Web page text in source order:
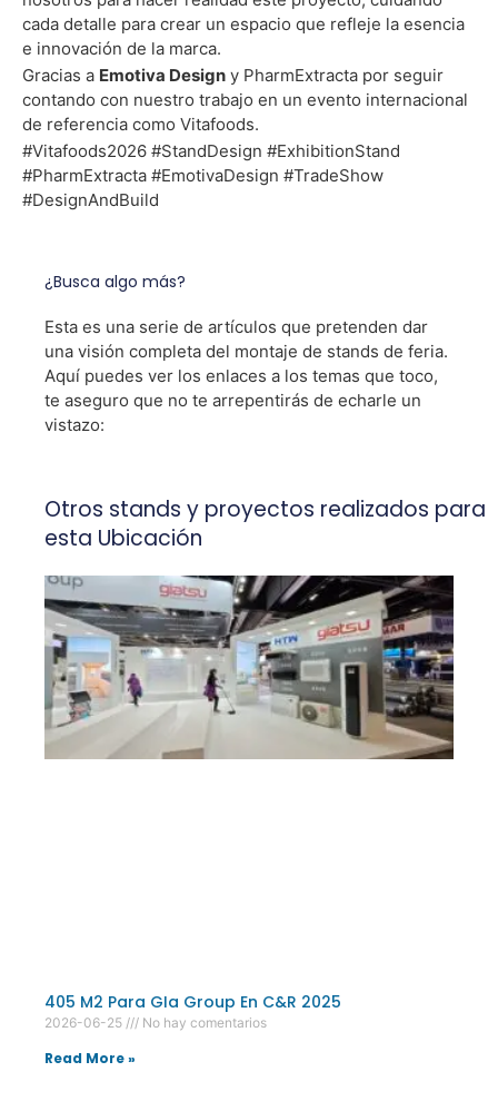
cada detalle para crear un espacio que refleje la esencia
e innovación de la marca.
Gracias a Emotiva Design y PharmExtracta por seguir
contando con nuestro trabajo en un evento internacional
de referencia como Vitafoods.
#Vitafoods2026 #StandDesign #ExhibitionStand
#PharmExtracta #EmotivaDesign #TradeShow
#DesignAndBuild
¿Busca algo más?
Esta es una serie de artículos que pretenden dar
una visión completa del montaje de stands de feria.
Aquí puedes ver los enlaces a los temas que toco,
te aseguro que no te arrepentirás de echarle un
vistazo:
Otros stands y proyectos realizados para
esta Ubicación
405 M2 Para GIa Group En C&R 2025
2026-06-25 No hay comentarios
Read More »